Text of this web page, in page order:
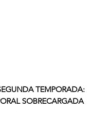
TEMPORADA:
SOBRECARGADA